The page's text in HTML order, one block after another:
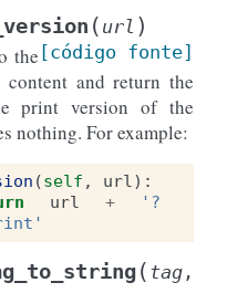
( url )
[código fonte]
the
and return the
print version of the
nothing. For example:
(self , url):
url +
'?
( tag ,